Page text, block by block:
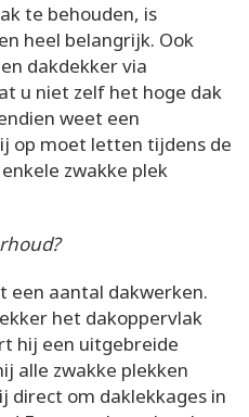
te behouden, is
heel belangrijk. Ook
dakdekker via
u niet zelf het hoge dak
weet een
op moet letten tijdens de
zwakke plek
een aantal dakwerken.
het dakoppervlak
hij een uitgebreide
alle zwakke plekken
direct om daklekkages in